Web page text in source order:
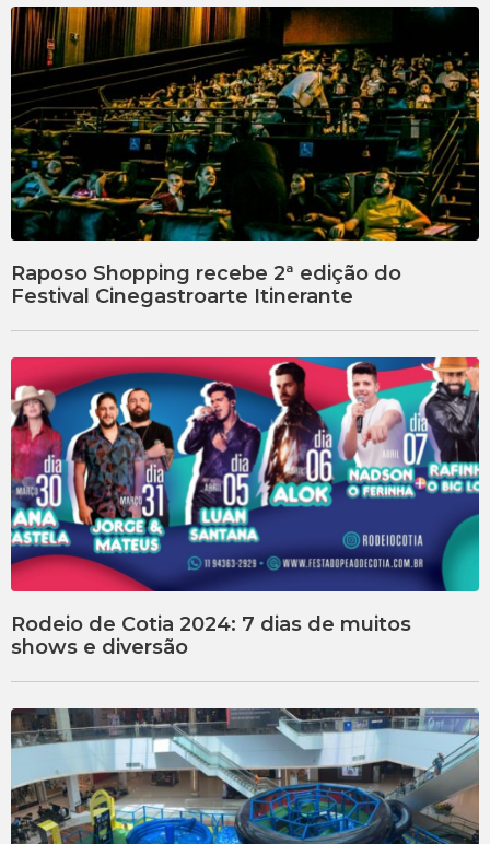
Raposo Shopping recebe 2ª edição do
Festival Cinegastroarte Itinerante
Rodeio de Cotia 2024: 7 dias de muitos
shows e diversão